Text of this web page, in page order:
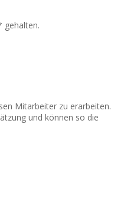
gehalten.
Mitarbeiter zu erarbeiten.
und können so die